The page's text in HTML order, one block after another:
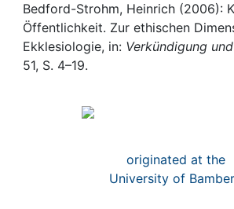
Awards
My FIS
Help
Bedford-Strohm, Heinrich (2006):
Öffentlichkeit. Zur ethischen
Ekklesiologie, in: Verkündigung
51, S. 4–19.
originated at the
University of